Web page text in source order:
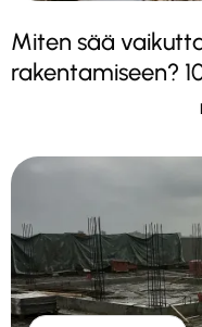
Miten sää
rakentamiseen?